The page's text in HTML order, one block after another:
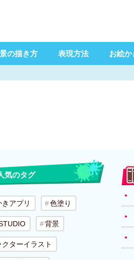
の描き方 表現方法 お絵
気のタグ
アプリ 色塗り
背景
ターイラスト